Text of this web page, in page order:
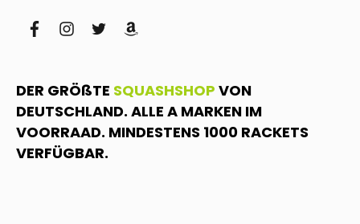
facebookinstagram
twitteramazon
DER GRÖßTE SQUASHSHOP VON
DEUTSCHLAND. ALLE A MARKEN IM
VOORRAAD. MINDESTENS 1000 RACKETS
VERFÜGBAR.